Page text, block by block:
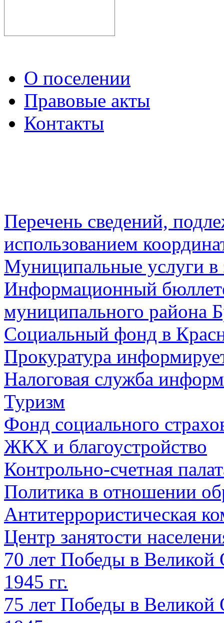
О поселении
Правовые акты
Контакты
Перечень сведений,
использованием
Муниципальные услуги в
Информационный
муниципального района
Социальный фонд в
Прокуратура
Налоговая служба
Туризм
Фонд социального
ЖКХ и благоустройство
Контрольно-счетная
Политика в отношении
Антитеррористическая
Центр занятости
70 лет Победы в Великой
1945 гг.
75 лет Победы в Великой